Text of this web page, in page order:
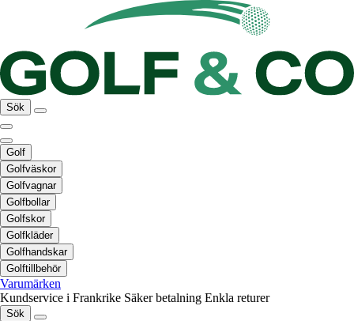
Sök
Golf
Golfväskor
Golfvagnar
Golfbollar
Golfskor
Golfkläder
Golfhandskar
Golftillbehör
Varumärken
Kundservice i Frankrike Säker betalning Enkla returer
Sök